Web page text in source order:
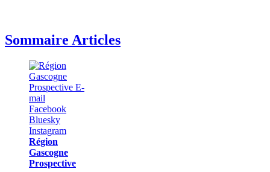
Sommaire Articles
Région
Gascogne
Prospective